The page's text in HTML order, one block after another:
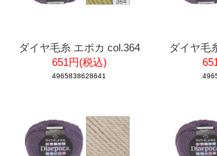
ダイヤ毛糸 エポカ col.364
651円(税込)
4965838628641
ダイヤ毛